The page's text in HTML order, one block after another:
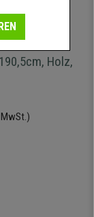
Holz,
MwSt.)